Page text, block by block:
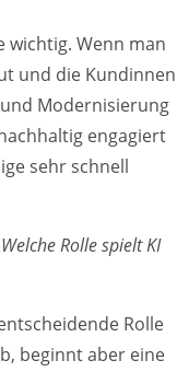
wichtig. Wenn man
und die Kundinnen
Modernisierung
engagiert
sehr schnell
Rolle spielt KI
Rolle
beginnt aber eine